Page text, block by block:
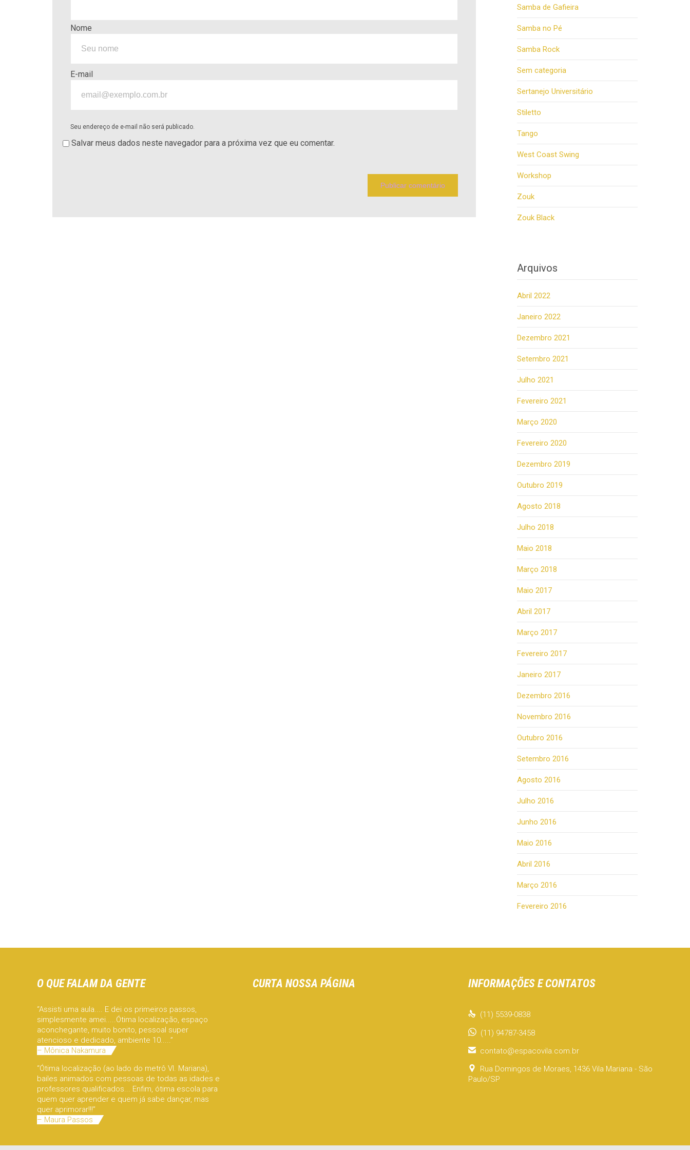
Nome
E-mail
Seu endereço de e-mail não será publicado.
Salvar meus dados neste navegador para a próxima vez que eu comentar.
Samba de Gafieira
Samba no Pé
Samba Rock
Sem categoria
Sertanejo Universitário
Stiletto
Tango
West Coast Swing
Workshop
Zouk
Zouk Black
Arquivos
Abril 2022
Janeiro 2022
Dezembro 2021
Setembro 2021
Julho 2021
Fevereiro 2021
Março 2020
Fevereiro 2020
Dezembro 2019
Outubro 2019
Agosto 2018
Julho 2018
Maio 2018
Março 2018
Maio 2017
Abril 2017
Março 2017
Fevereiro 2017
Janeiro 2017
Dezembro 2016
Novembro 2016
Outubro 2016
Setembro 2016
Agosto 2016
Julho 2016
Junho 2016
Maio 2016
Abril 2016
Março 2016
Fevereiro 2016
O QUE FALAM DA GENTE
“Assisti uma aula.... E dei os primeiros passos,
simplesmente amei.....Ótima localização, espaço
aconchegante, muito bonito, pessoal super
atencioso e dedicado, ambiente 10.....”
– Mônica Nakamura
“Ótima localização (ao lado do metrô Vl. Mariana),
bailes animados com pessoas de todas as idades e
professores qualificados... Enfim, ótima escola para
quem quer aprender e quem já sabe dançar, mas
quer aprimorar!!!”
– Maura Passos
CURTA NOSSA PÁGINA INFORMAÇÕES E CONTATOS
 (11) 5539-0838
(11) 94787-3458
 contato@espacovila.com.br

Rua Domingos de Moraes, 1436 Vila Mariana - São
Paulo/SP